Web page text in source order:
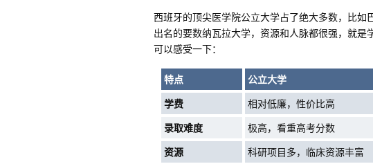
西班牙的顶尖医学院公立大学占了绝大多数，比
出名的要数纳瓦拉大学，资源和人脉都很强，就
可以感受一下：
特点 公立大学
学费
相对低廉，性价比高
录取难度
极高，看重高考分数
资源
科研项目多，临床资源丰富